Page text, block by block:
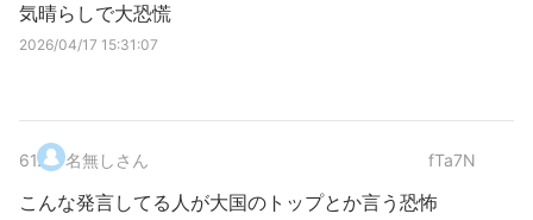
気晴らしで大恐慌
2026/04/17 15:31:07
61. 名無しさん fTa7N
こんな発言してる人が大国のトップとか言う恐怖